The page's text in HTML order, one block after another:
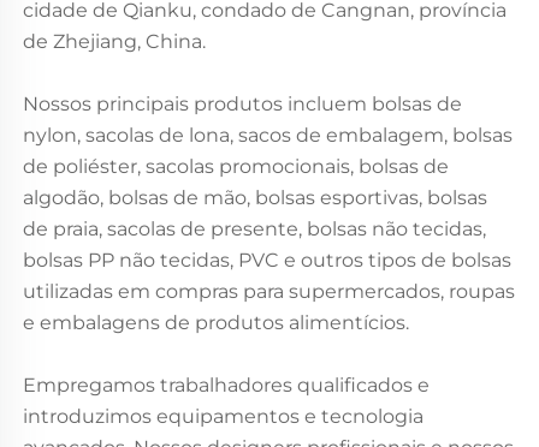
cidade de Qianku, condado de Cangnan, província
de Zhejiang, China.
Nossos principais produtos incluem bolsas de
nylon, sacolas de lona, sacos de embalagem, bolsas
de poliéster, sacolas promocionais, bolsas de
algodão, bolsas de mão, bolsas esportivas, bolsas
de praia, sacolas de presente, bolsas não tecidas,
bolsas PP não tecidas, PVC e outros tipos de bolsas
utilizadas em compras para supermercados, roupas
e embalagens de produtos alimentícios.
Empregamos trabalhadores qualificados e
introduzimos equipamentos e tecnologia